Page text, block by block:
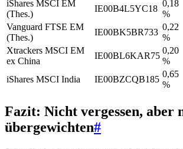
iShares MSCI EM
(Thes.)
IE00B4L5YC18
0,18
%
Vanguard FTSE EM
(Thes.)
IE00BK5BR733
0,22
%
Xtrackers MSCI EM
ex China
IE00BL6KAR75
0,20
%
iShares MSCI India IE00BZCQB185
0,65
%
Fazit: Nicht vergessen, aber
übergewichten#